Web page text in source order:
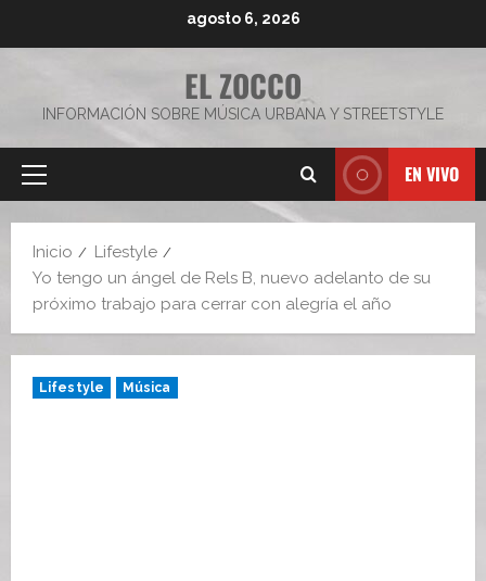
agosto 6, 2026
EL ZOCCO
INFORMACIÓN SOBRE MÚSICA URBANA Y STREETSTYLE
Menú
EN VIVO
Inicio
Lifestyle
Yo tengo un ángel de Rels B, nuevo adelanto de su
próximo trabajo para cerrar con alegría el año
Lifestyle Música